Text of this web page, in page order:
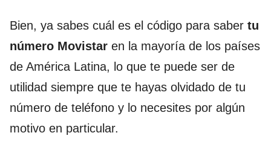
Bien, ya sabes cuál es el código para saber tu
número Movistar en la mayoría de los países
de América Latina, lo que te puede ser de
utilidad siempre que te hayas olvidado de tu
número de teléfono y lo necesites por algún
motivo en particular.